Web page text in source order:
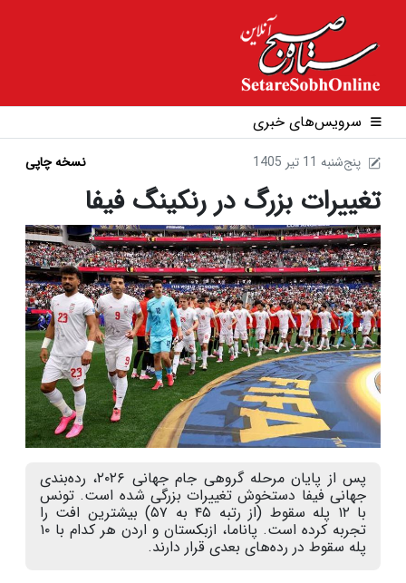
سرویس‌های خبری
1405 پنج‌شنبه 11 تير نسخه چاپی
تغییرات بزرگ در رنکینگ فیفا
پس از پایان مرحله گروهی جام جهانی ۲۰۲۶، رده‌بندی
جهانی فیفا دستخوش تغییرات بزرگی شده است. تونس
با ۱۲ پله سقوط (از رتبه ۴۵ به ۵۷) بیشترین افت را
تجربه کرده است. پاناما، ازبکستان و اردن هر کدام با ۱۰
پله سقوط در رده‌های بعدی قرار دارند.